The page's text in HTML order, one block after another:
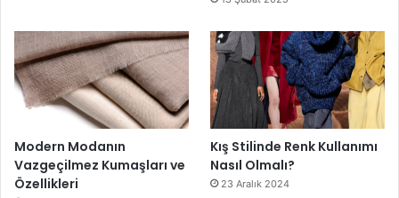
Modern Modanın
Vazgeçilmez Kumaşları ve
Özellikleri
Kış Stilinde Renk Kullanımı
Nasıl Olmalı?
23 Aralık 2024